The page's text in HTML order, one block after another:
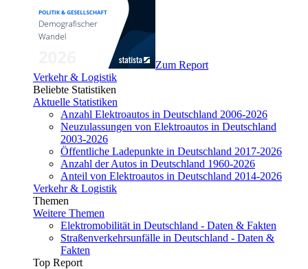
Zum Report
Verkehr & Logistik
Beliebte Statistiken
Aktuelle Statistiken
Anzahl Elektroautos in Deutschland 2006-2026
Neuzulassungen von Elektroautos in Deutschland
2003-2026
Öffentliche Ladepunkte in Deutschland 2017-2026
Anzahl der Autos in Deutschland 1960-2026
Anteil von Elektroautos in Deutschland 2014-2026
Verkehr & Logistik
Themen
Weitere Themen
Elektromobilität in Deutschland - Daten & Fakten
Straßenverkehrsunfälle in Deutschland - Daten &
Fakten
Top Report